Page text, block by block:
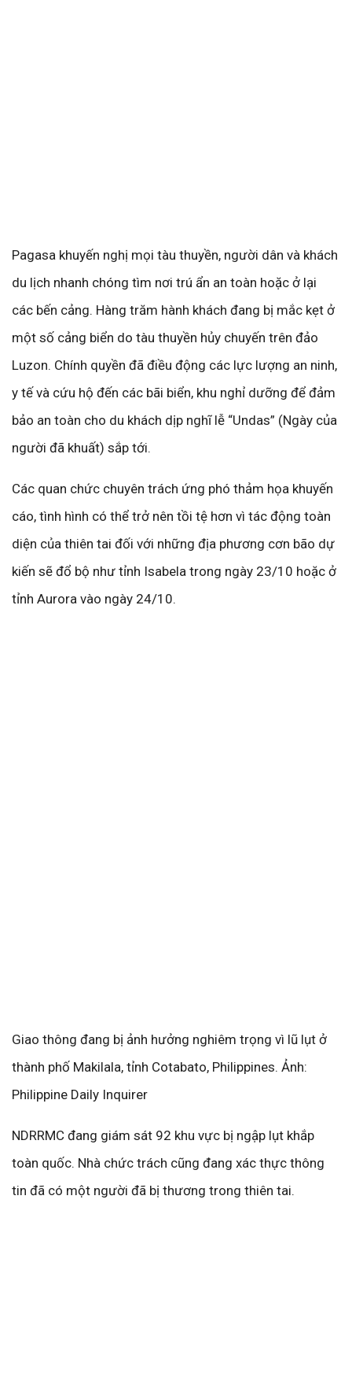
Pagasa khuyến nghị mọi tàu thuyền, người dân và khách
du lịch nhanh chóng tìm nơi trú ẩn an toàn hoặc ở lại
các bến cảng. Hàng trăm hành khách đang bị mắc kẹt ở
một số cảng biển do tàu thuyền hủy chuyến trên đảo
Luzon. Chính quyền đã điều động các lực lượng an ninh,
y tế và cứu hộ đến các bãi biển, khu nghỉ dưỡng để đảm
bảo an toàn cho du khách dịp nghĩ lễ “Undas” (Ngày của
người đã khuất) sắp tới.
Các quan chức chuyên trách ứng phó thảm họa khuyến
cáo, tình hình có thể trở nên tồi tệ hơn vì tác động toàn
diện của thiên tai đối với những địa phương cơn bão dự
kiến sẽ đổ bộ như tỉnh Isabela trong ngày 23/10 hoặc ở
tỉnh Aurora vào ngày 24/10.
Giao thông đang bị ảnh hưởng nghiêm trọng vì lũ lụt ở
thành phố Makilala, tỉnh Cotabato, Philippines. Ảnh:
Philippine Daily Inquirer
NDRRMC đang giám sát 92 khu vực bị ngập lụt khắp
toàn quốc. Nhà chức trách cũng đang xác thực thông
tin đã có một người đã bị thương trong thiên tai.